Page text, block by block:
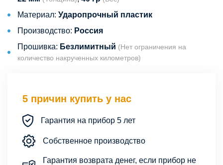
Материал: Ударопрочный пластик
Производство: Россия
Прошивка: Безлимитный (Нет ограничения на
количество накрученных километров)
5 причин купить у нас
Гарантия на прибор 5 лет
Собственное производство
Гарантия возврата денег, если прибор не